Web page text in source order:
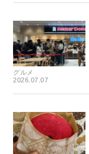
グルメ
2026.07.07